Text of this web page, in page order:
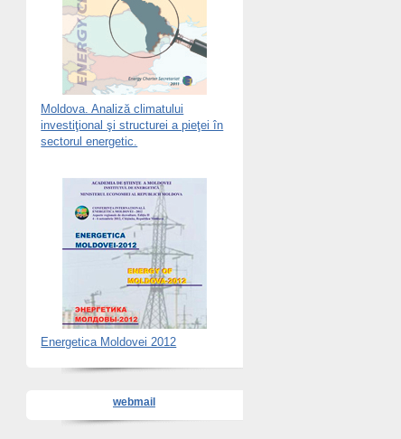
Moldova. Analiză climatului
investiţional şi structurei a pieţei în
sectorul energetic.
Energetica Moldovei 2012
webmail